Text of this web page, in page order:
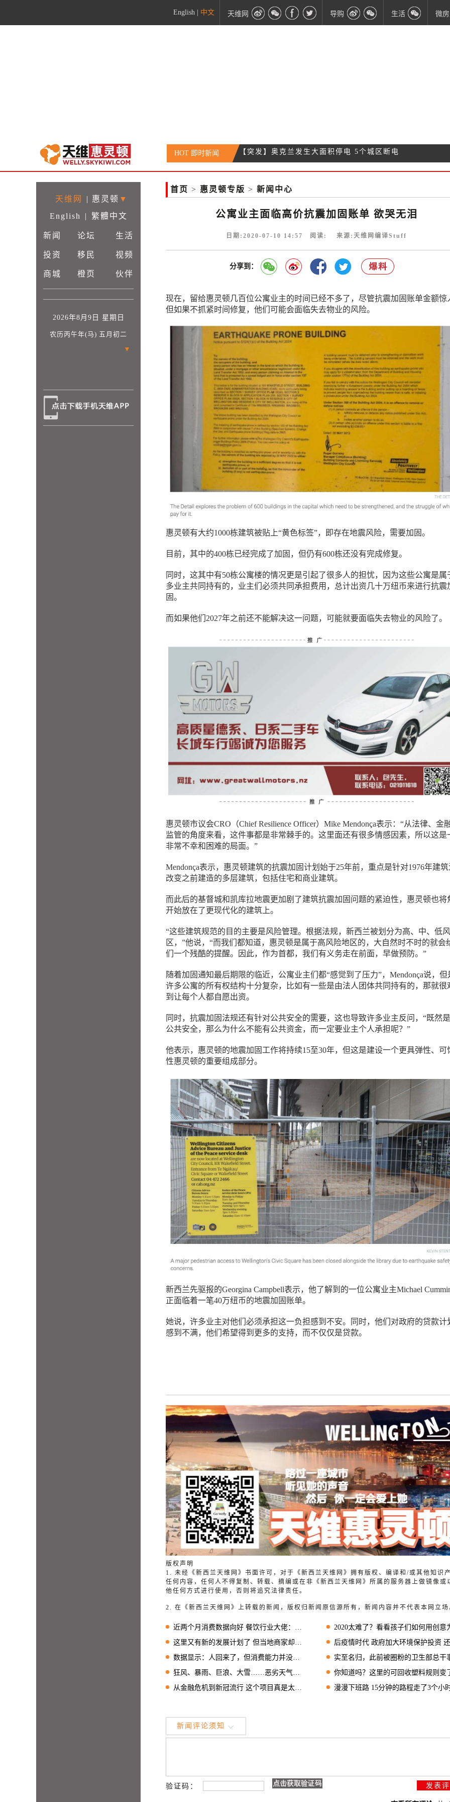
English 中文 天维网 导购 生活 微
HOT 即时新闻 政府限流！短期内回纽机票将被管控 纽航已宣布停
售
【突发】奥克兰发生大面积停电 5个城区断电
天维网 | 惠灵顿 ▼
English
| 繁體中文
新闻 论坛 生活
投资 移民 视频
商城 橙页 伙伴
2026年8月9日 星期日
农历丙午年(马) 五月初二
▼
首页 > 惠灵顿专版 > 新闻中心
公寓业主面临高价抗震加固账单 欲哭无泪
日期:2020-07-10 14:57 阅读: 来源:天维网编译Stuff
分享到：
现在，留给惠灵顿几百位公寓业主的时间已经不多了，尽管抗震加固账单金额惊
但如果不抓紧时间修复，他们可能会面临失去物业的风险。
惠灵顿有大约1000栋建筑被贴上“黄色标签”，即存在地震风险，需要加固。
目前，其中的400栋已经完成了加固，但仍有600栋还没有完成修复。
同时，这其中有50栋公寓楼的情况更是引起了很多人的担忧，因为这些公寓是属
多业主共同持有的，业主们必须共同承担费用，总计出资几十万纽币来进行抗震
固。
而如果他们2027年之前还不能解决这一问题，可能就要面临失去物业的风险了。
惠灵顿市议会CRO（Chief Resilience Officer）Mike Mendonça表示：“从法律、金
监管的角度来看，这件事都是非常棘手的。这里面还有很多情感因素，所以这是
非常不幸和困难的局面。”
Mendonça表示，惠灵顿建筑的抗震加固计划始于25年前，重点是针对1976年建
改变之前建造的多层建筑，包括住宅和商业建筑。
而此后的基督城和凯库拉地震更加剧了建筑抗震加固问题的紧迫性，惠灵顿也将
开始放在了更现代化的建筑上。
“这些建筑规范的目的主要是风险管理。根据法规，新西兰被划分为高、中、低
区，”他说，“而我们都知道，惠灵顿是属于高风险地区的，大自然时不时的就会
们一个残酷的提醒。因此，作为首都，我们有义务走在前面，早做预防。”
随着加固通知最后期限的临近，公寓业主们都“感觉到了压力”，Mendonça说，但
许多公寓的所有权结构十分复杂，比如有一些是由法人团体共同持有的，那就很
到让每个人都自愿出资。
同时，抗震加固法规还有针对公共安全的需要，这也导致许多业主反问，“既然
公共安全，那么为什么不能有公共资金，而一定要业主个人承担呢？”
他表示，惠灵顿的地震加固工作将持续15至30年，但这是建设一个更具弹性、可
性惠灵顿的重要组成部分。
新西兰先驱报的Georgina Campbell表示，他了解到的一位公寓业主Michael
正面临着一笔40万纽币的地震加固账单。
她说，许多业主对他们必须承担这一负担感到不安。同时，他们对政府的贷款计
感到不满，他们希望得到更多的支持，而不仅仅是贷款。
版权声明
1. 未经《新西兰天维网》书面许可，对于《新西兰天维网》拥有版权、编译和/或其他知识
任何内容，任何人不得复制、转载、摘编或在非《新西兰天维网》所属的服务器上做镜像或
他任何方式进行使用，否则将追究法律责任。
2. 在《新西兰天维网》上转载的新闻，版权归新闻原信源所有，新闻内容并不代表本网立
近两个月消费数据向好 餐饮行业大佬：还是不够
2020太难了？看看孩子们如何用创意为生活加点甜
这里又有新的发展计划了 但当地商家却一致反对？
后疫情时代 政府加大环境保护投资 还能提高
数据显示：人回来了，但消费能力并没有达到预期！
实至名归，此前被圈粉的卫生部总干事又获嘉奖
狂风、暴雨、巨浪、大雪……恶劣天气席卷北岛南部
你知道吗？这里的可回收塑料规则变了 别放
从金融危机到新冠流行 这个项目真是太难了
漫漫下班路 15分钟的路程走了3个小时就因为一个
新闻评论须知
验证码：